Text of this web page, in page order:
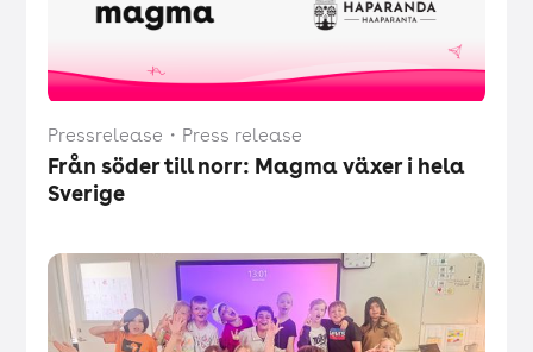
Pressrelease ・ Press release
Från söder till norr: Magma växer i hela
Sverige